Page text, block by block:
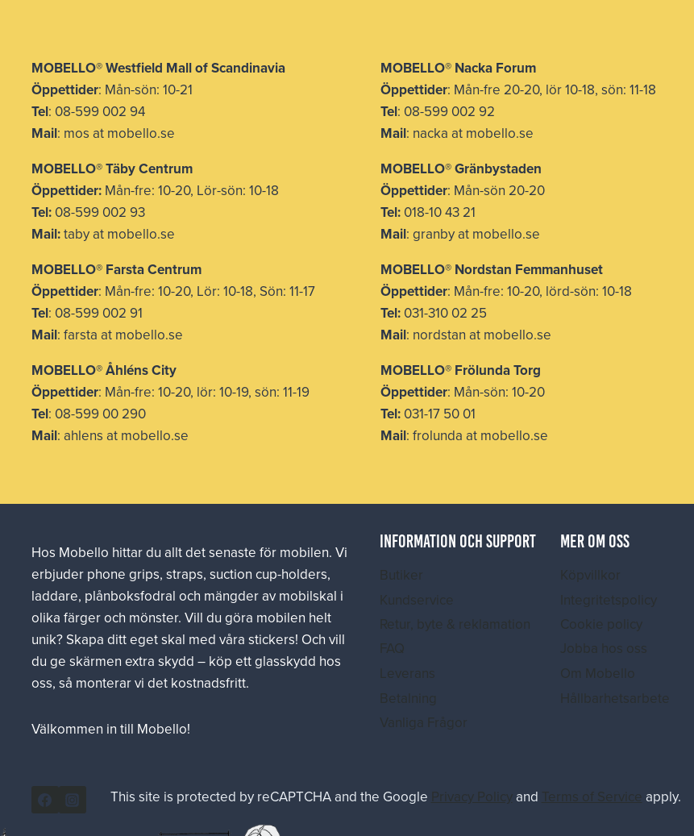
MOBELLO®Westfield Mall of Scandinavia
Öppettider: Mån-sön: 10-21
Tel: 08-599 002 94
Mail: mos at mobello.se
MOBELLO®Täby Centrum
Öppettider:Mån-fre: 10-20, Lör-sön: 10-18
Tel:08-599 002 93
Mail:taby at mobello.se
MOBELLO® Farsta Centrum
Öppettider: Mån-fre: 10-20, Lör: 10-18, Sön: 11-17
Tel: 08-599 002 91
Mail: farsta at mobello.se
MOBELLO® Åhléns City
Öppettider: Mån-fre: 10-20, lör: 10-19, sön: 11-19
Tel: 08-599 00 290
Mail: ahlens at mobello.se
MOBELLO® Nacka Forum
Öppettider: Mån-fre 20-20, lör 10-18, sön: 11-18
Tel: 08-599 002 92
Mail: nacka at mobello.se
MOBELLO®Gränbystaden
Öppettider: Mån-sön 20-20
Tel: 018-10 43 21
Mail: granby at mobello.se
MOBELLO® Nordstan Femmanhuset
Öppettider: Mån-fre: 10-20, lörd-sön: 10-18
Tel: 031-310 02 25
Mail: nordstan at mobello.se
MOBELLO® Frölunda Torg
Öppettider: Mån-sön: 10-20
Tel: 031-17 50 01
Mail: frolunda at mobello.se
Hos Mobello hittar du allt det senaste för mobilen. Vi
erbjuder phone grips, straps, suction cup-holders,
laddare, plånboksfodral och mängder av mobilskal i
olika färger och mönster. Vill du göra mobilen helt
unik? Skapa ditt eget skal med våra stickers! Och vill
du ge skärmen extra skydd – köp ett glasskydd hos
oss, så monterar vi det kostnadsfritt.
Välkommen in till Mobello!
INFORMATION OCH SUPPORT
Butiker
Kundservice
Retur, byte & reklamation
FAQ
Leverans
Betalning
Vanliga Frågor
MER OM OSS
Köpvillkor
Integritetspolicy
Cookie policy
Jobba hos oss
Om Mobello
Hållbarhetsarbete
This site is protected by reCAPTCHA and the Google Privacy Policyand Terms of Service apply.